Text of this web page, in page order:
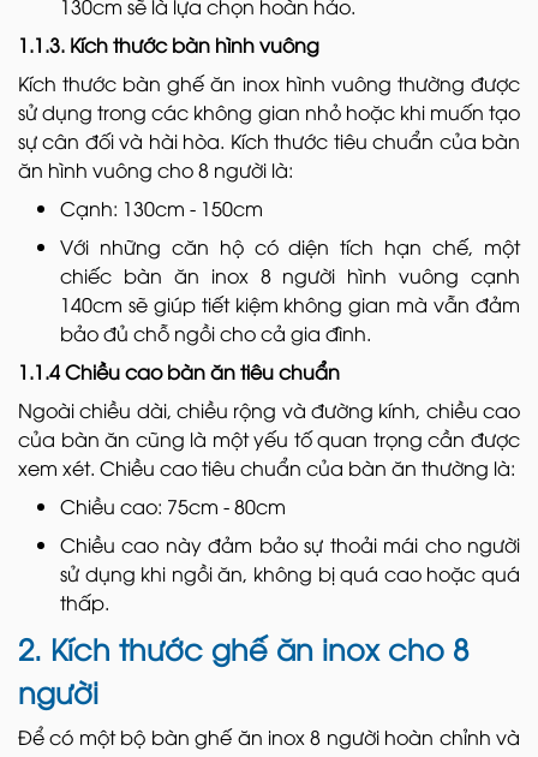
130cm sẽ là lựa chọn hoàn hảo.
1.1.3. Kích thước bàn hình vuông
Kích thước bàn ghế ăn inox hình vuông thường được
sử dụng trong các không gian nhỏ hoặc khi muốn tạo
sự cân đối và hài hòa. Kích thước tiêu chuẩn của bàn
ăn hình vuông cho 8 người là:
Cạnh: 130cm - 150cm
Với những căn hộ có diện tích hạn chế, một
chiếc bàn ăn inox 8 người hình vuông cạnh
140cm sẽ giúp tiết kiệm không gian mà vẫn đảm
bảo đủ chỗ ngồi cho cả gia đình.
1.1.4 Chiều cao bàn ăn tiêu chuẩn
Ngoài chiều dài, chiều rộng và đường kính, chiều cao
của bàn ăn cũng là một yếu tố quan trọng cần được
xem xét. Chiều cao tiêu chuẩn của bàn ăn thường là:
Chiều cao: 75cm - 80cm
Chiều cao này đảm bảo sự thoải mái cho người
sử dụng khi ngồi ăn, không bị quá cao hoặc quá
thấp.
2. Kích thước ghế ăn inox cho 8
người
Để có một bộ bàn ghế ăn inox 8 người hoàn chỉnh và